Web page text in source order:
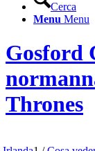
Cerca
Menu Menu
Gosford
Thrones